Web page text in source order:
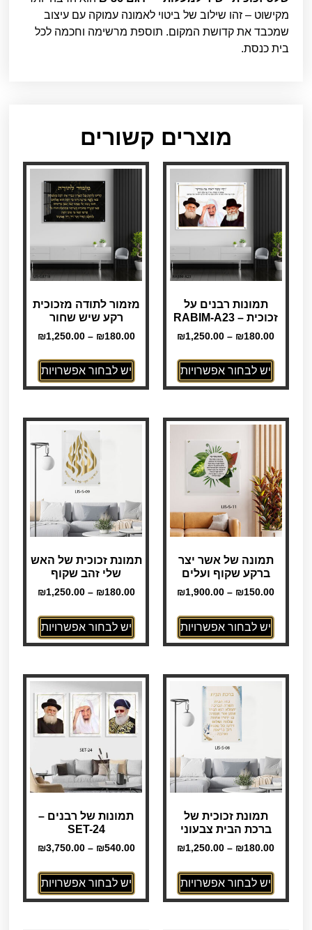
מקישוט – זהו שילוב של ביטוי לאמונה עמוקה עם עיצוב
שמכבד את קדושת המקום. תוספת מרשימה וחכמה לכל
בית כנסת.
מוצרים קשורים
תמונות רבנים על
זכוכית – RABIM-A23
₪180.00
–
₪1,250.00
יש לבחור אפשרויות
מזמור לתודה מזכוכית
רקע שיש שחור
₪180.00
–
₪1,250.00
יש לבחור אפשרויות
תמונה של אשר יצר
ברקע שקוף ועלים
₪150.00
–
₪1,900.00
יש לבחור אפשרויות
תמונת זכוכית של האש
שלי זהב שקוף
₪180.00
–
₪1,250.00
יש לבחור אפשרויות
תמונת זכוכית של
ברכת הבית צבעוני
₪180.00
–
₪1,250.00
יש לבחור אפשרויות
תמונות של רבנים –
SET-24
₪540.00
–
₪3,750.00
יש לבחור אפשרויות